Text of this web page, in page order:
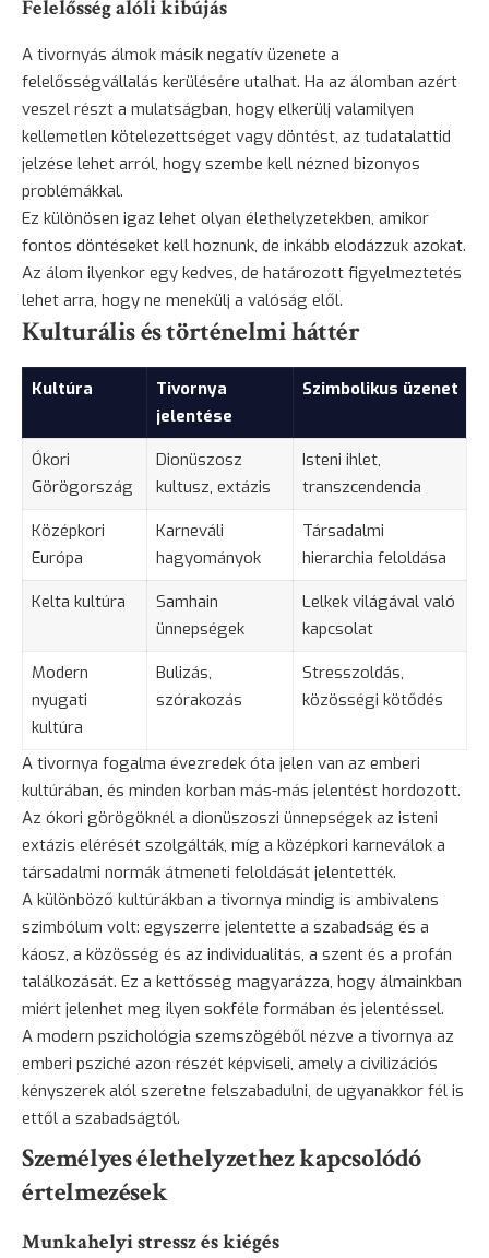
Felelősség alóli kibújás
A tivornyás álmok másik negatív üzenete a
felelősségvállalás kerülésére utalhat. Ha az álomban azért
veszel részt a mulatságban, hogy elkerülj valamilyen
kellemetlen kötelezettséget vagy döntést, az tudatalattid
jelzése lehet arról, hogy szembe kell nézned bizonyos
problémákkal.
Ez különösen igaz lehet olyan élethelyzetekben, amikor
fontos döntéseket kell hoznunk, de inkább elodázzuk azokat.
Az álom ilyenkor egy kedves, de határozott figyelmeztetés
lehet arra, hogy ne menekülj a valóság elől.
Kulturális és történelmi háttér
Kultúra
Tivornya
jelentése
Szimbolikus üzenet
Ókori
Görögország
Dionüszosz
kultusz, extázis
Isteni ihlet,
transzcendencia
Középkori
Európa
Karneváli
hagyományok
Társadalmi
hierarchia feloldása
Kelta kultúra
Samhain
ünnepségek
Lelkek világával való
kapcsolat
Modern
nyugati
kultúra
Bulizás,
szórakozás
Stresszoldás,
közösségi kötődés
A tivornya fogalma évezredek óta jelen van az emberi
kultúrában, és minden korban más-más jelentést hordozott.
Az ókori görögöknél a dionüszoszi ünnepségek az isteni
extázis elérését szolgálták, míg a középkori karneválok a
társadalmi normák átmeneti feloldását jelentették.
A különböző kultúrákban a tivornya mindig is ambivalens
szimbólum volt: egyszerre jelentette a szabadság és a
káosz, a közösség és az individualitás, a szent és a profán
találkozását. Ez a kettősség magyarázza, hogy álmainkban
miért jelenhet meg ilyen sokféle formában és jelentéssel.
A modern pszichológia szemszögéből nézve a tivornya az
emberi psziché azon részét képviseli, amely a civilizációs
kényszerek alól szeretne felszabadulni, de ugyanakkor fél is
ettől a szabadságtól.
Személyes élethelyzethez kapcsolódó
értelmezések
Munkahelyi stressz és kiégés